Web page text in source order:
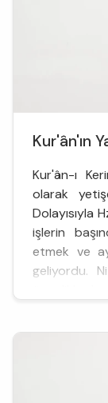
Kur'ân'ın
Kur'ân-ı
olarak
Dolayısıyla
işlerin
etmek ve
geliyordu.